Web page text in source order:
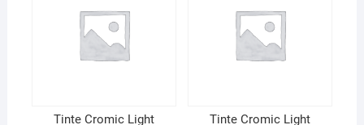
Tinte Cromic Light Tinte Cromic Light